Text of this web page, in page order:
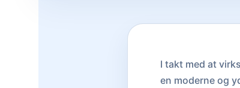
I takt med at
en moderne og